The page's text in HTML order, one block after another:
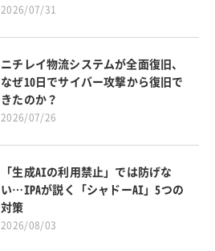
2026/07/31
ニチレイ物流システムが全面復旧、
なぜ10日でサイバー攻撃から復旧で
きたのか？
2026/07/26
「生成AIの利用禁止」では防げな
い…IPAが説く「シャドーAI」5つの
対策
2026/08/03